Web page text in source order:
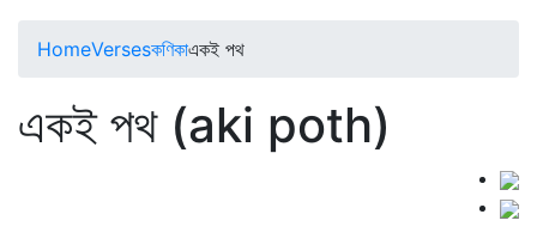
HomeVersesকণিকাএকই পথ
একই পথ (aki poth)